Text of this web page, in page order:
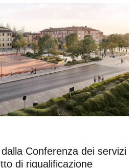
Conferenza dei servizi
di riqualificazione